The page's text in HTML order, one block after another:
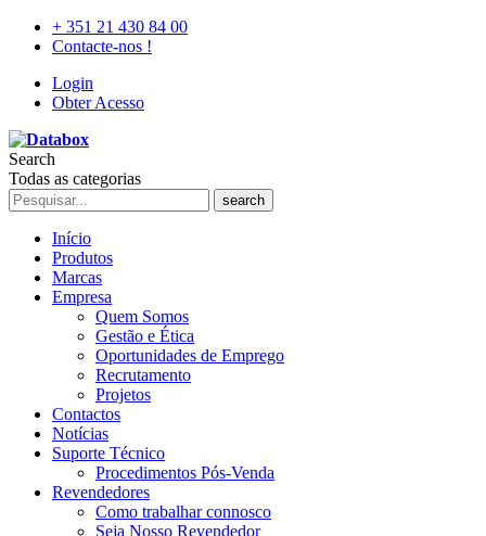
+ 351 21 430 84 00
Contacte-nos !
Login
Obter Acesso
Search
Todas as categorias
search
Início
Produtos
Marcas
Empresa
Quem Somos
Gestão e Ética
Oportunidades de Emprego
Recrutamento
Projetos
Contactos
Notícias
Suporte Técnico
Procedimentos Pós-Venda
Revendedores
Como trabalhar connosco
Seja Nosso Revendedor